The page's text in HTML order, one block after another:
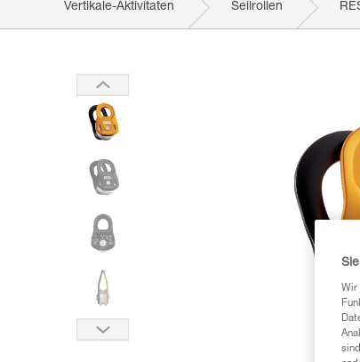
Vertikale-Aktivitaten Seilrollen
Wir